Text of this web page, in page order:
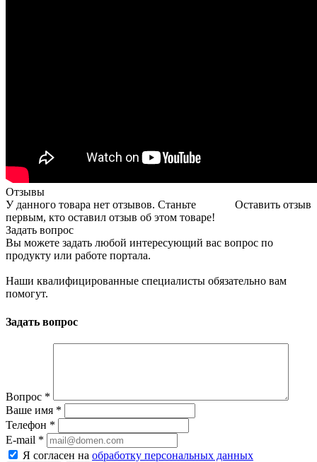
Отзывы
Оставить отзыв
У данного товара нет отзывов. Станьте
первым, кто оставил отзыв об этом товаре!
Задать вопрос
Вы можете задать любой интересующий вас вопрос по
продукту или работе портала.
Наши квалифицированные специалисты обязательно вам
помогут.
Задать вопрос
Вопрос *
Ваше имя *
Телефон *
E-mail *
Я согласен на обработку персональных данных